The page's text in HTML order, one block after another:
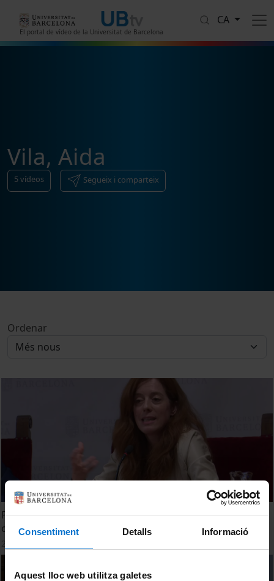
Consentiment Detalls Informació
Aquest lloc web utilitza galetes
El portal de vídeo de la Universitat de Barcelona
CA
Vila, Aida
5vídeos Segueix i comparteix
Ordenar
Perquè cap govern s'enfronta de debó a la situació
climàtica?